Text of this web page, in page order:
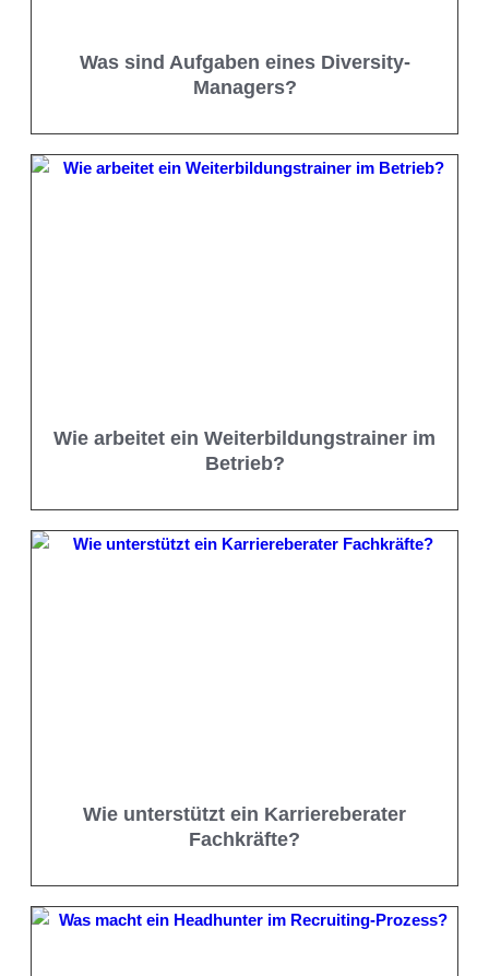
Was sind Aufgaben eines Diversity-
Managers?
Wie arbeitet ein Weiterbildungstrainer im
Betrieb?
Wie unterstützt ein Karriereberater
Fachkräfte?